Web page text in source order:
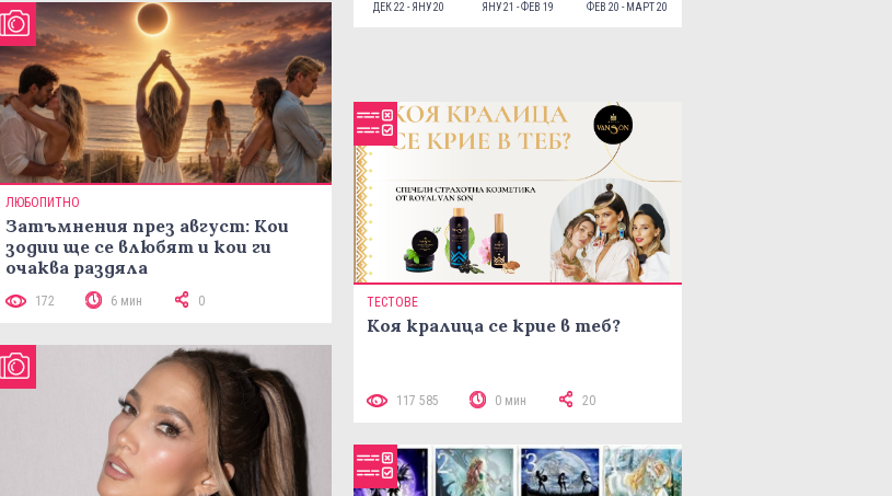
ЛЮБОПИТНО
Затъмнения през август: Кои
зодии ще се влюбят и кои ги
очаква раздяла
172 6 мин 0
ДЕК 22 - ЯНУ 20 ЯНУ 21 - ФЕВ 19 ФЕВ 20 - МАРТ 20
ТЕСТОВЕ
Коя кралица се крие в теб?
117 585 0 мин 20